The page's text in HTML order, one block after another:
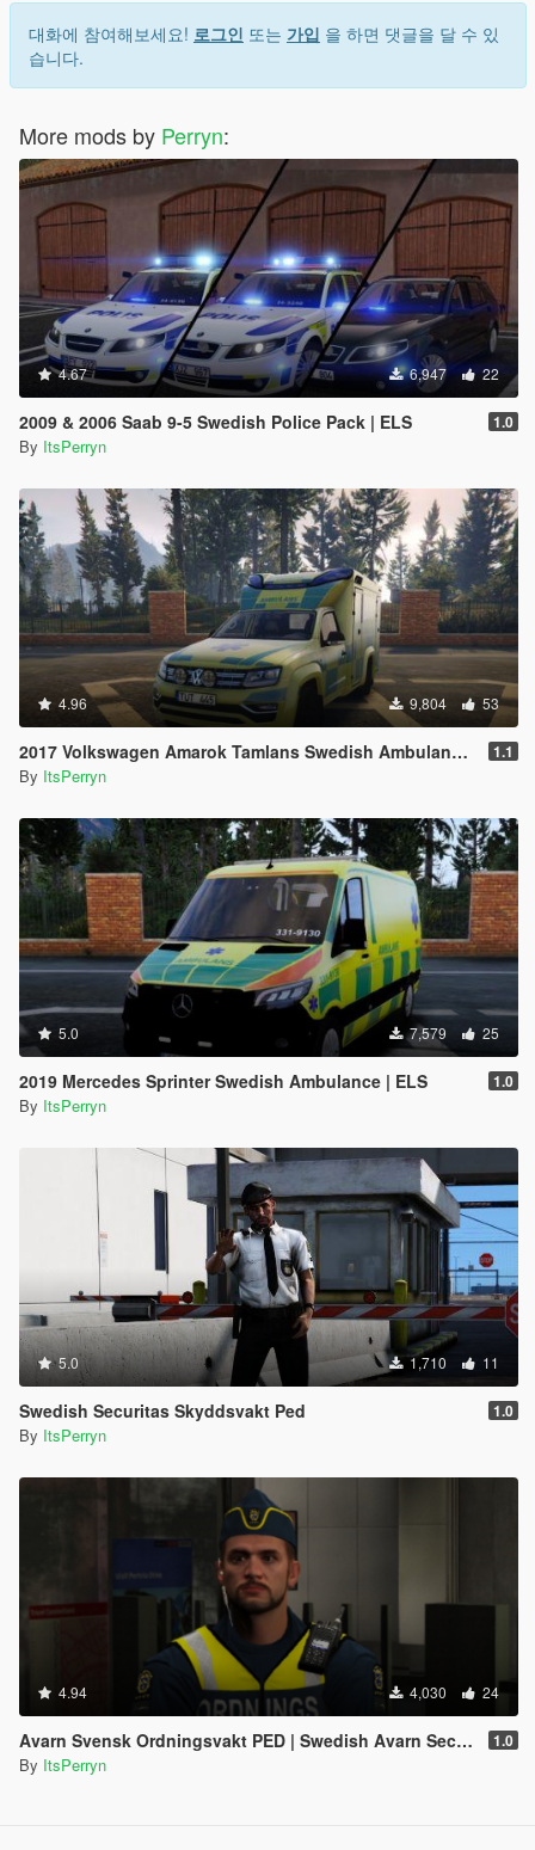
대화에 참여해보세요! 로그인 또는 가입 을 하면 댓글을 달 수 있
습니다.
More mods by Perryn:
4.67 6,947 22
2009 & 2006 Saab 9-5 Swedish Police Pack | ELS 1.0
By ItsPerryn
4.96 9,804 53
2017 Volkswagen Amarok Tamlans Swedish Ambulance | ELS 1.1
By ItsPerryn
5.0 7,579 25
2019 Mercedes Sprinter Swedish Ambulance | ELS 1.0
By ItsPerryn
5.0 1,710 11
Swedish Securitas Skyddsvakt Ped 1.0
By ItsPerryn
4.94 4,030 24
Avarn Svensk Ordningsvakt PED | Swedish Avarn Security Guard PED 1.0
By ItsPerryn